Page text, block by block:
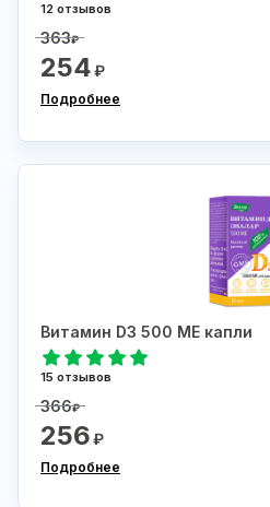
12 отзывов
363₽
254₽
Подробнее
Витамин D3 500 МЕ капли
15 отзывов
366₽
256₽
Подробнее